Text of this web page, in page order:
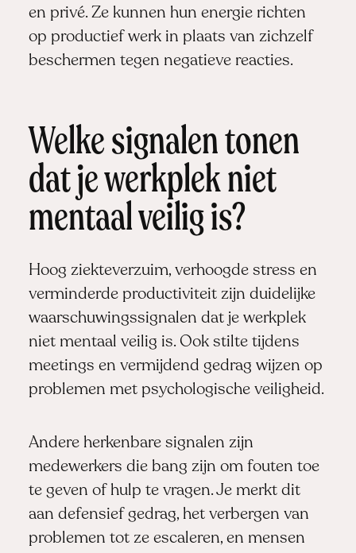
en privé. Ze kunnen hun energie richten
op productief werk in plaats van zichzelf
beschermen tegen negatieve reacties.
Welke signalen tonen
dat je werkplek niet
mentaal veilig is?
Hoog ziekteverzuim, verhoogde stress en
verminderde productiviteit zijn duidelijke
waarschuwingssignalen dat je werkplek
niet mentaal veilig is. Ook stilte tijdens
meetings en vermijdend gedrag wijzen op
problemen met psychologische veiligheid.
Andere herkenbare signalen zijn
medewerkers die bang zijn om fouten toe
te geven of hulp te vragen. Je merkt dit
aan defensief gedrag, het verbergen van
problemen tot ze escaleren, en mensen